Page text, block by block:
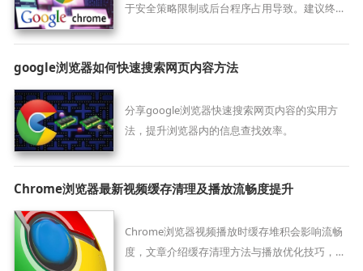
于安全策略限制或后台程序占用导致。建议终止
google浏览器如何快速搜索网页内容方法
分享google浏览器快速搜索网页内容的实用方
法，提升浏览器内的信息查找效率。
Chrome浏览器最新视频缓存清理及播放流畅度提升
Chrome浏览器视频播放时缓存堆积会影响流畅
度，文章介绍缓存清理方法与播放优化技巧，提